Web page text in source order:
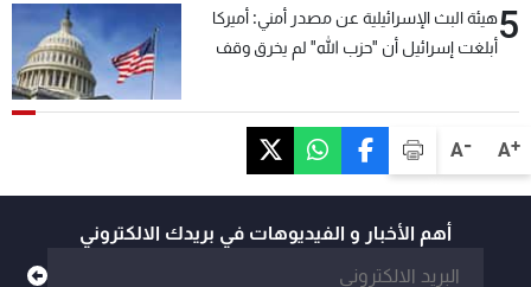
A+
A-
5هيئة البث الإسرائيلية عن مصدر أمني: أميركا
أبلغت إسرائيل أن "حزب الله" لم يخرق وقف
أهم الأخبار و الفيديوهات في بريدك الالكتروني